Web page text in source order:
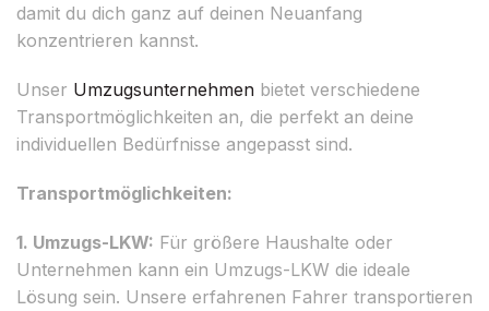
damit du dich ganz auf deinen Neuanfang
konzentrieren kannst.
Unser Umzugsunternehmen bietet verschiedene
Transportmöglichkeiten an, die perfekt an deine
individuellen Bedürfnisse angepasst sind.
Transportmöglichkeiten:
1. Umzugs-LKW: Für größere Haushalte oder
Unternehmen kann ein Umzugs-LKW die ideale
Lösung sein. Unsere erfahrenen Fahrer transportieren